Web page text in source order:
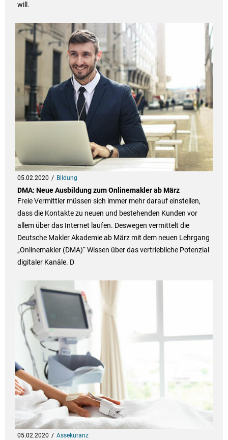
will.
05.02.2020 Bildung
DMA: Neue Ausbildung zum Onlinemakler ab März
Freie Vermittler müssen sich immer mehr darauf einstellen,
dass die Kontakte zu neuen und bestehenden Kunden vor
allem über das Internet laufen. Deswegen vermittelt die
Deutsche Makler Akademie ab März mit dem neuen Lehrgang
„Onlinemakler (DMA)“ Wissen über das vertriebliche Potenzial
digitaler Kanäle. D
05.02.2020 Assekuranz